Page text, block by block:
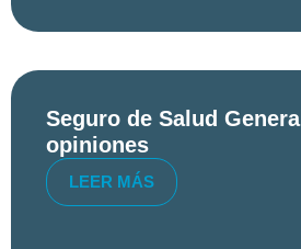
Seguro de Salud
opiniones
LEER MÁS